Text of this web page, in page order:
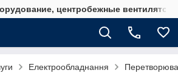
центробежные
Електрообладнання